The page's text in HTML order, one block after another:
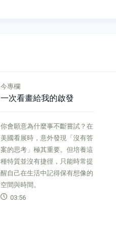
今專欄
一次看畫給我的啟發
你會願意為什麼事不斷嘗試？在
美國看展時，意外發現「沒有答
案的思考」極其重要。但培養這
種特質並沒有捷徑，只能時常提
醒自己在生活中記得保有想像的
空間與時間。
03:56